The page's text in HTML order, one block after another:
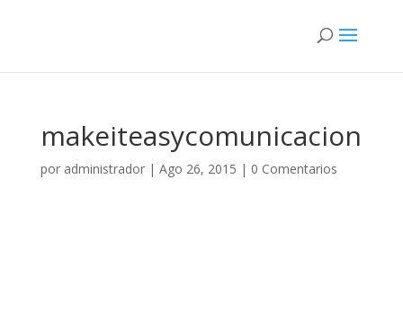
makeiteasycomunicacion
por administrador| Ago 26, 2015 | 0 Comentarios